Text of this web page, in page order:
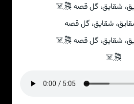
شقایق، گل قصه 🎘☠
شقایق، گل قصه
شقایق، گل قصه 🎘☠
🎘☠